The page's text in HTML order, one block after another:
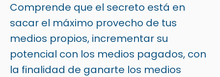
Comprende que el secreto está en
sacar el máximo provecho de tus
medios propios, incrementar su
potencial con los medios pagados, con
la finalidad de ganarte los medios